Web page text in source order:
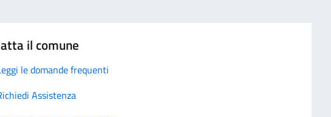
il comune
le domande frequenti
Assistenza